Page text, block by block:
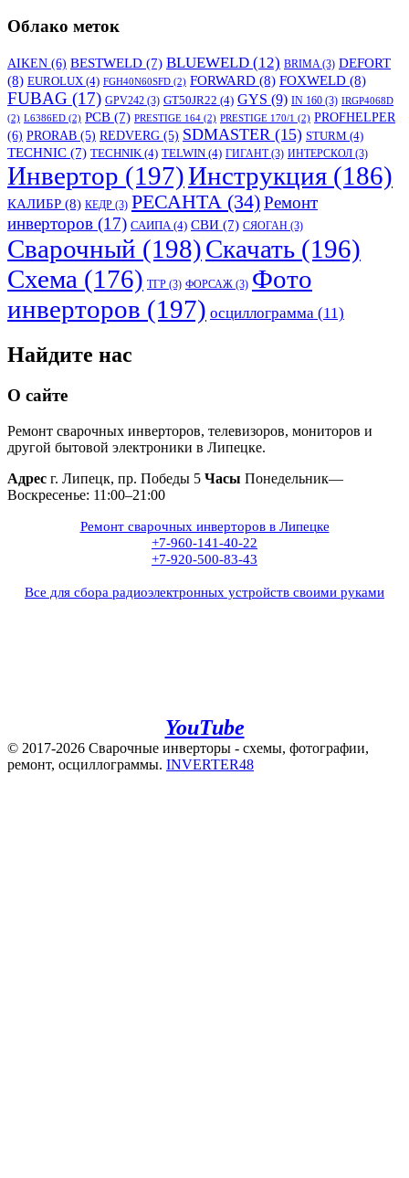
Облако меток
AIKEN (6) BESTWELD (7) BLUEWELD (12) BRIMA(3) DEFORT
(8) EUROLUX (4) FGH40N60SFD (2) FORWARD (8) FOXWELD (8)
FUBAG (17) GPV242 (3) GT50JR22 (4) GYS (9) IN 160 (3) IRGP4068D
(2) L6386ED (2) PCB (7) PRESTIGE 164 (2) PRESTIGE 170/1 (2) PROFHELPER
(6) PRORAB (5) REDVERG (5) SDMASTER (15) STURM (4)
TECHNIC (7) TECHNIK (4) TELWIN (4) ГИГАНТ(3) ИНТЕРСКОЛ (3)
Инвертор (197)Инструкция (186)
КАЛИБР (8) КЕДР (3) РЕСАНТА (34)Ремонт
инверторов (17) САИПА(4) СВИ (7) СЯОГАН (3)
Сварочный (198)Скачать (196)
Схема (176) ТГР (3) ФОРСАЖ (3) Фото
инверторов (197) осциллограмма (11)
Найдите нас
О сайте
Ремонт сварочных инверторов, телевизоров, мониторов и
другой бытовой электроники в Липецке.
Адрес г. Липецк, пр. Победы 5 Часы Понедельник—
Воскресенье: 11:00–21:00
Ремонт сварочных инверторов в Липецке
+7-960-141-40-22
+7-920-500-83-43
Все для сбора радиоэлектронных устройств своими руками
YouTube
© 2017-2026 Сварочные инверторы - схемы, фотографии,
ремонт, осциллограммы. INVERTER48